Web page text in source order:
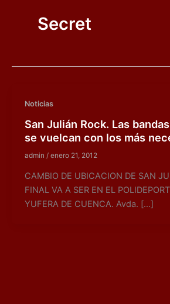
Secret
Noticias
San Julián Rock. Las
se vuelcan con los más
admin / enero 21, 2012
CAMBIO DE UBICACION DE SAN
FINAL VA A SER EN EL
YUFERA DE CUENCA. Avda. […]